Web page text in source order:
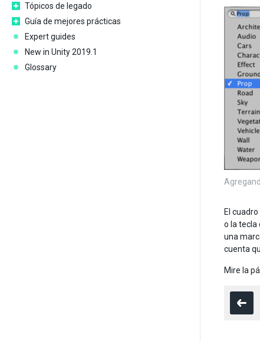
Tópicos de legado
Guía de mejores prácticas
Expert guides
New in Unity 2019.1
Glossary
El
o la tecla
una
cuenta
Mire la